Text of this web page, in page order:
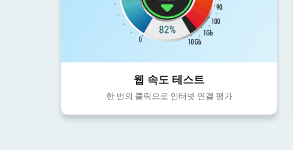
웹 속도 테스트
한 번의 클릭으로 인터넷 연결 평가